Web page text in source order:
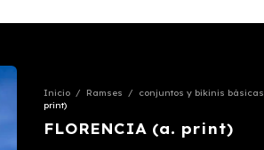
Inicio / Ramses / conjuntos y bikinis básicas
print)
FLORENCIA (a. print)